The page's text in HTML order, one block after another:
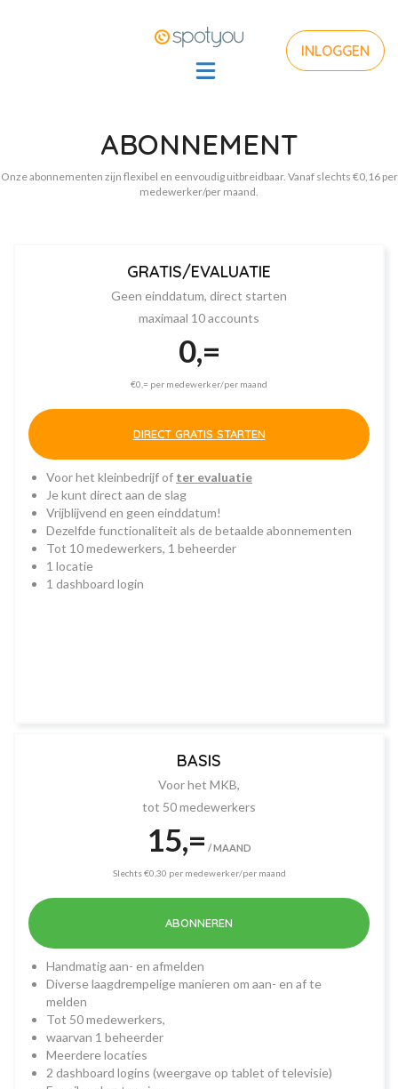
INLOGGEN
ABONNEMENT
Onze abonnementen zijn flexibel en eenvoudig uitbreidbaar. Vanaf slechts €0,16 per
medewerker/per maand.
GRATIS/EVALUATIE
Geen einddatum, direct starten
maximaal 10 accounts
0,=
€0,= per medewerker/per maand
DIRECT GRATIS STARTEN
Voor het kleinbedrijf of ter evaluatie
Je kunt direct aan de slag
Vrijblijvend en geen einddatum!
Dezelfde functionaliteit als de betaalde abonnementen
Tot 10 medewerkers, 1 beheerder
1 locatie
1 dashboard login
BASIS
Voor het MKB,
tot 50 medewerkers
15,= / MAAND
Slechts €0,30 per medewerker/per maand
ABONNEREN
Handmatig aan- en afmelden
Diverse laagdrempelige manieren om aan- en af te
melden
Tot 50 medewerkers,
waarvan 1 beheerder
Meerdere locaties
2 dashboard logins (weergave op tablet of televisie)